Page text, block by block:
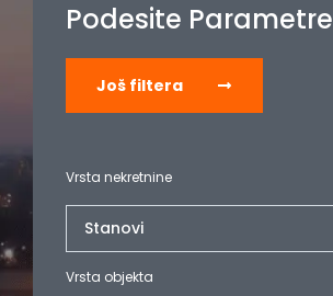
Podesite Parametre
Još filtera
Vrsta nekretnine
Vrsta objekta